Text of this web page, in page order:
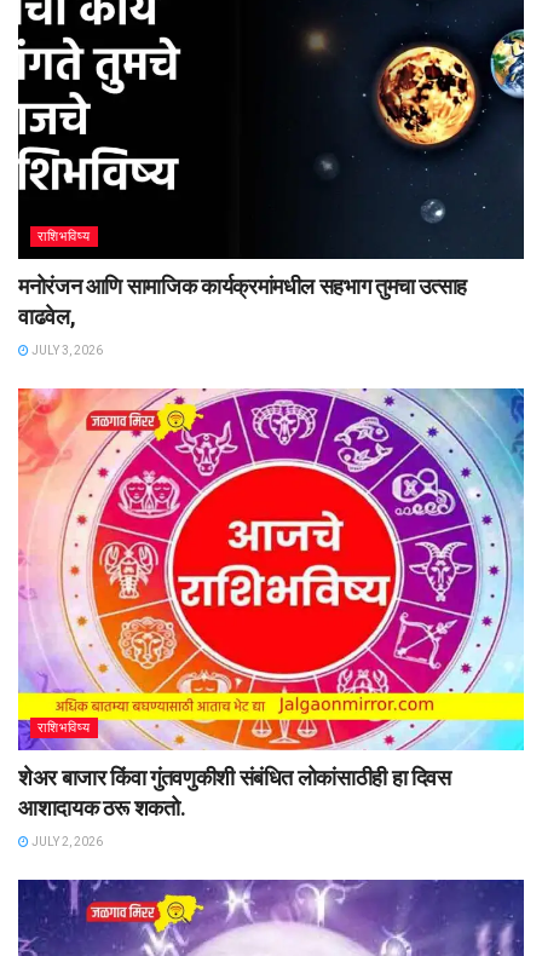
राशिभविष्य
मनोरंजन आणि सामाजिक कार्यक्रमांमधील सहभाग तुमचा उत्साह
वाढवेल,
JULY 3, 2026
राशिभविष्य
शेअर बाजार किंवा गुंतवणुकीशी संबंधित लोकांसाठीही हा दिवस
आशादायक ठरू शकतो.
JULY 2, 2026